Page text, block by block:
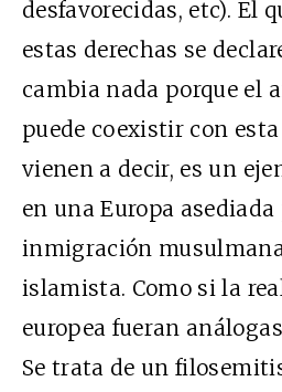
desfavorecidas, etc). El
estas derechas se
cambia nada porque el
puede coexistir con
vienen a decir, es un
en una Europa asediada
inmigración
islamista. Como si la
europea fueran
Se trata de un